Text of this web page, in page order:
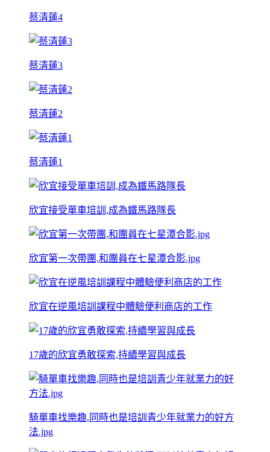
蔡清蓮4
蔡清蓮3
蔡清蓮2
蔡清蓮1
欣宜接受單車培訓,成為鐵馬路隊長
欣宜第一次帶團,和團員在七星潭合影.jpg
欣宜在逆風培訓課程中體驗便利商店的工作
17歲的欣宜勇敢探索,持續學習與成長
騎單車找樂趣,同時也是培訓青少年就業力的好方
法.jpg